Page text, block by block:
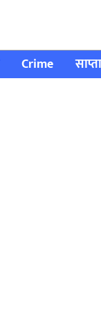
Crime